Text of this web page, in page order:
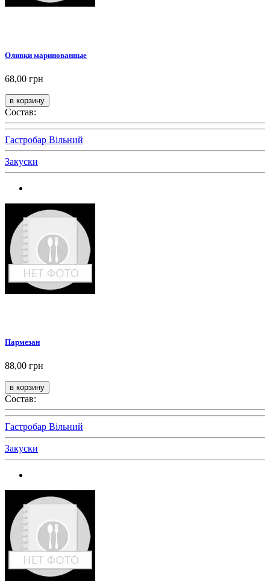
Оливки маринованные
68,00 грн
Состав:
Гастробар Вільний
Закуски
Пармезан
88,00 грн
Состав:
Гастробар Вільний
Закуски